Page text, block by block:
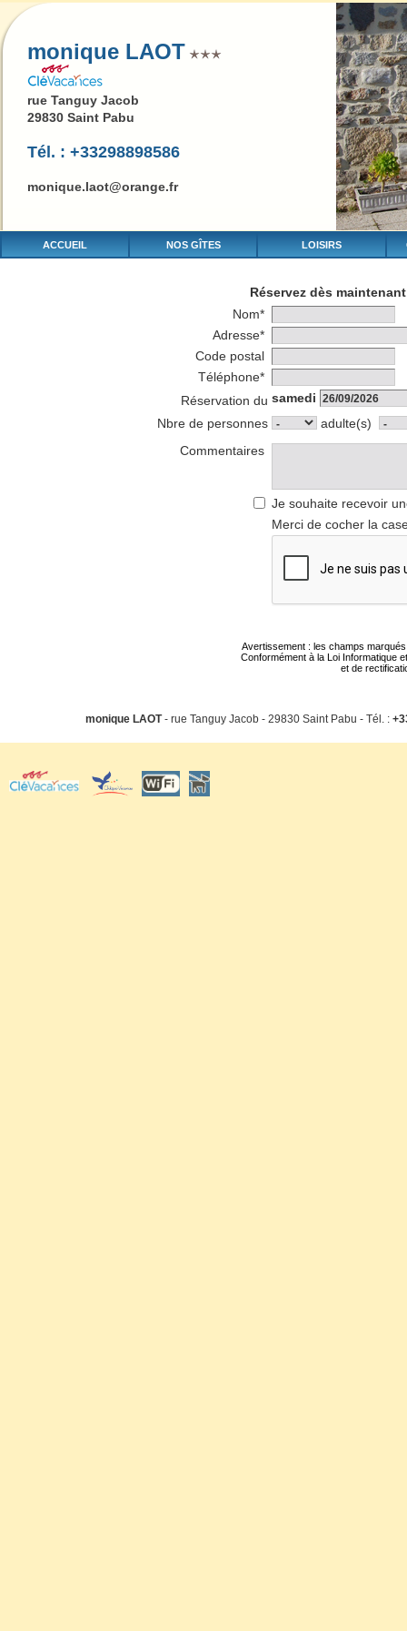
monique LAOT
rue Tanguy Jacob
29830 Saint Pabu
Tél. : +33298898586
monique.laot@orange.fr
ACCUEIL NOS GÎTES LOISIRS
Réservez dès
Nom*
Adresse*
Code postal
Téléphone*
Réservation du samedi
Nbre de personnes
adulte(s)
Commentaires
Je souhaite recevoir
Merci de cocher la
Avertissement : les champs
Conformément à la Loi Informatique
et de
monique LAOT- rue Tanguy Jacob - 29830 Saint Pabu - Tél. :